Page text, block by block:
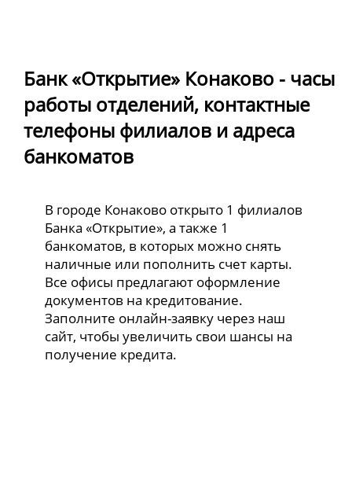
Банк «Открытие» Конаково - часы
работы отделений, контактные
телефоны филиалов и адреса
банкоматов
В городе Конаково открыто 1 филиалов
Банка «Открытие», а также 1
банкоматов, в которых можно снять
наличные или пополнить счет карты.
Все офисы предлагают оформление
документов на кредитование.
Заполните онлайн-заявку через наш
сайт, чтобы увеличить свои шансы на
получение кредита.